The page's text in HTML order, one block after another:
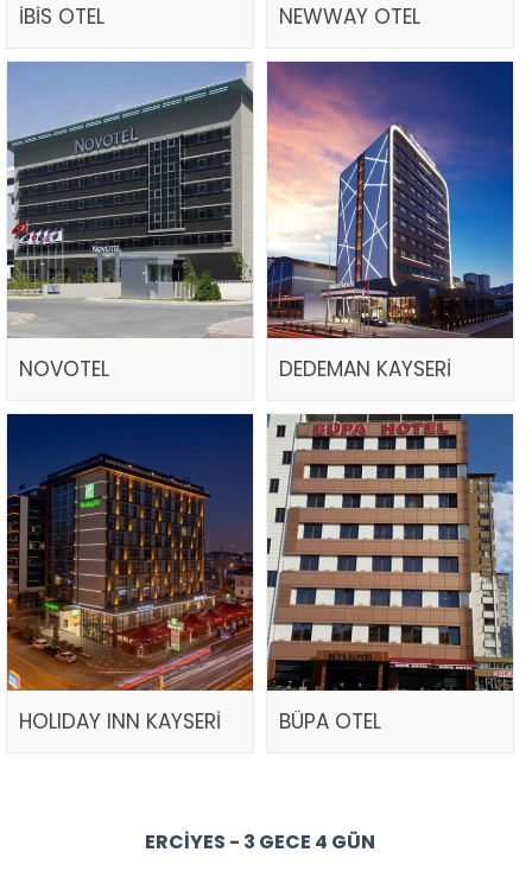
İBİS OTEL NEWWAY OTEL
NOVOTEL DEDEMAN KAYSERİ
HOLIDAY INN KAYSERİ BÜPA OTEL
ERCIYES - 3 GECE 4 GÜN